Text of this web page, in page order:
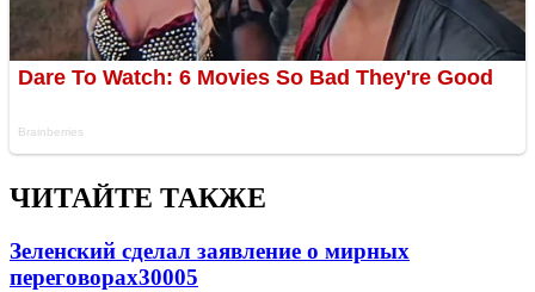
ЧИТАЙТЕ ТАКЖЕ
Зеленский сделал заявление о мирных
переговорах30005